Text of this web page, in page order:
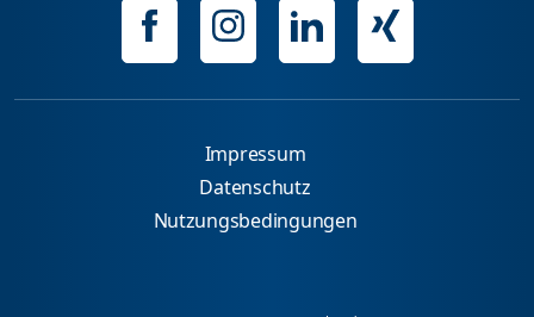
Impressum
Datenschutz
Nutzungsbedingungen